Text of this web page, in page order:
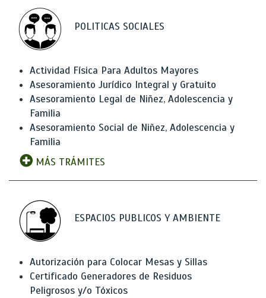
POLITICAS SOCIALES
Actividad Física Para Adultos Mayores
Asesoramiento Jurídico Integral y Gratuito
Asesoramiento Legal de Niñez, Adolescencia y
Familia
Asesoramiento Social de Niñez, Adolescencia y
Familia
MÁS TRÁMITES
ESPACIOS PUBLICOS Y AMBIENTE
Autorización para Colocar Mesas y Sillas
Certificado Generadores de Residuos
Peligrosos y/o Tóxicos